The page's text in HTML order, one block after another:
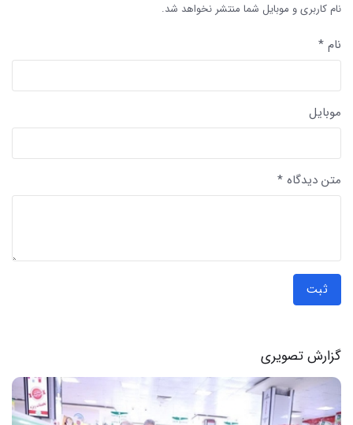
نام کاربری و موبایل شما منتشر نخواهد شد.
نام *
موبایل
متن دیدگاه *
ثبت
گزارش تصویری